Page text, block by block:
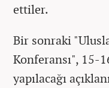
ettiler.
Bir sonraki
Konferansı", 15-
yapılacağı